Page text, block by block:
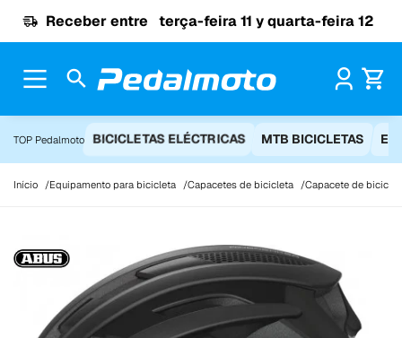
Receber entre terça-feira 11 y quarta-feira 12
TOP Pedalmoto BICICLETAS ELÉCTRICAS MTB BICICLETAS
Início Equipamento para bicicleta Capacetes de bicicleta Capacete de